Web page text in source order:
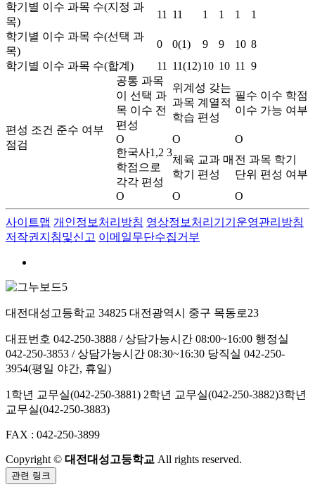
학기별 이수 과목 수(지정 과
목)
11 11 1 1 1
1
학기별 이수 과목 수(선택 과
목)
0 0(1) 9 9 10 8
학기별 이수 과목 수(합계)
11 11(12)10 10 11 9
편성 조건 준수 여부
점검
공통 과목
이 선택 과
목 이수 전
편성
위계성 갖는
과목 계열적
학습 편성
필수 이수 학점
이수 가능 여부
O O
O
한국사1,2 3
학점으로
각각 편성
체육 교과 매
학기 편성
전 과목 학기
단위 편성 여부
O
O O
사이트맵 개인정보처리방침 영상정보처리기기운영관리방침
저작권지침및신고 이메일무단수집거부
대전대성고등학교 34825 대전광역시 중구 목동로23
대표번호 042-250-3888 / 상담가능시간 08:00~16:00 행정실
042-250-3853 / 상담가능시간 08:30~16:30 당직실 042-250-
3954(평일 야간, 휴일)
1학년 교무실(042-250-3881) 2학년 교무실(042-250-3882)3학년
교무실(042-250-3883)
FAX : 042-250-3899
Copyright © 대전대성고등학교 All rights reserved.
관련 링크